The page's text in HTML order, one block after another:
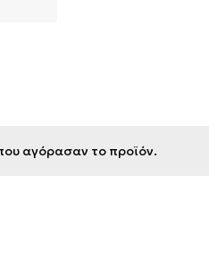
αγόρασαν το προϊόν.